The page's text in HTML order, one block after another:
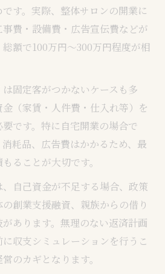
す。実際、整体サロンの開業に
費・設備費・広告宣伝費などが
額で100万円〜300万円程度が相
固定客がつかないケースも多
（家賃・人件費・仕入れ等）を
です。特に自宅開業の場合で
耗品、広告費はかかるため、最
ることが大切です。
自己資金が不足する場合、政策
創業支援融資、親族からの借り
あります。無理のない返済計画
収支シミュレーションを行うこ
のカギとなります。